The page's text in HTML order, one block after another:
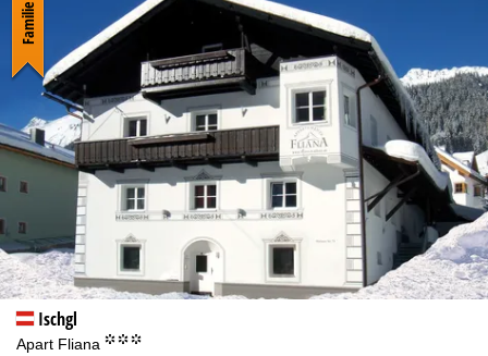
Ischgl
Apart Fliana °°°
Familie